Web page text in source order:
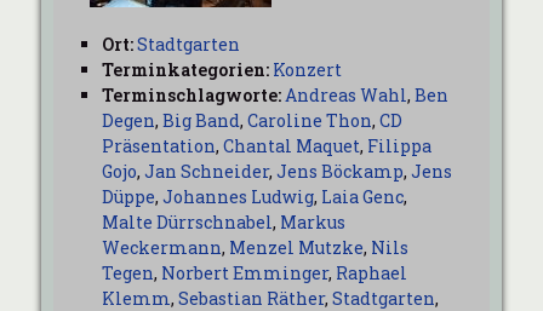
Ort:Stadtgarten
Terminkategorien: Konzert
Terminschlagworte:Andreas Wahl, Ben
Degen, Big Band, Caroline Thon, CD
Präsentation, Chantal Maquet, Filippa
Gojo, Jan Schneider, Jens Böckamp, Jens
Düppe, Johannes Ludwig, Laia Genc,
Malte Dürrschnabel, Markus
Weckermann, Menzel Mutzke, Nils
Tegen, Norbert Emminger, Raphael
Klemm, Sebastian Räther, Stadtgarten,